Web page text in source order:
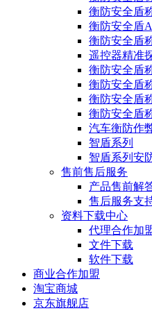
衡防安全盾
衡防安全盾
衡防安全盾
遥控器精准
衡防安全盾
衡防安全盾
衡防安全盾
衡防安全盾
汽车衡防作
智盾系列
智盾系列安
售前售后服务
产品售前解
售后服务支
资料下载中心
代理合作加
文件下载
软件下载
商业合作加盟
淘宝商城
京东旗舰店